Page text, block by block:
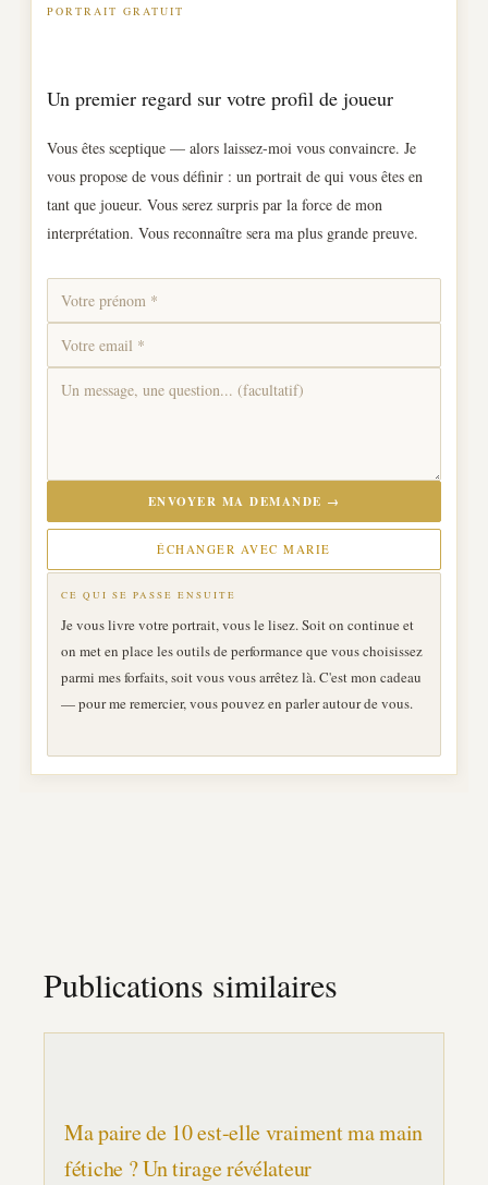
PORTRAIT GRATUIT
Un premier regard sur votre profil de joueur
Vous êtes sceptique — alors laissez-moi vous convaincre. Je
vous propose de vous définir : un portrait de qui vous êtes en
tant que joueur. Vous serez surpris par la force de mon
interprétation. Vous reconnaître sera ma plus grande preuve.
ENVOYER MA DEMANDE →
ÉCHANGER AVEC MARIE
CE QUI SE PASSE ENSUITE
Je vous livre votre portrait, vous le lisez. Soit on continue et
on met en place les outils de performance que vous choisissez
parmi mes forfaits, soit vous vous arrêtez là. C'est mon cadeau
— pour me remercier, vous pouvez en parler autour de vous.
Publications similaires
Ma paire de 10 est-elle vraiment ma main
fétiche ? Un tirage révélateur